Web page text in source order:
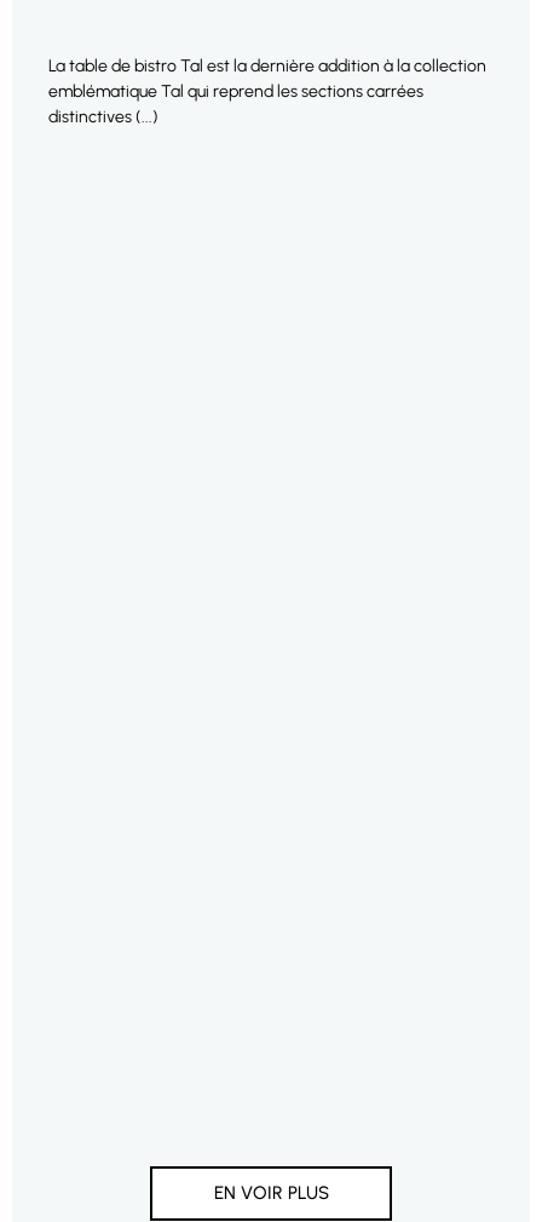
La table de bistro Tal est la dernière addition à la collection
emblématique Tal qui reprend les sections carrées
distinctives (...)
EN VOIR PLUS